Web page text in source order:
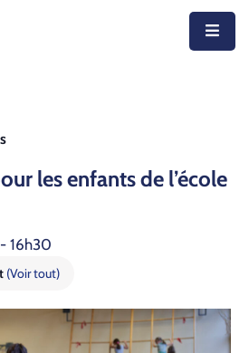
les enfants de l’é­cole
- 16h30
(Voir tout)